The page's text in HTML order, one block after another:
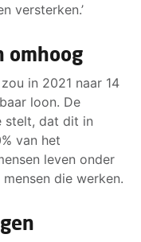
versterken.’
omhoog
in 2021 naar 14
loon. De
stelt, dat dit in
van het
leven onder
die werken.